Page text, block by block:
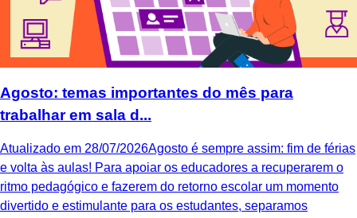
Agosto: temas importantes do mês para
trabalhar em sala d...
Atualizado em 28/07/2026Agosto é sempre assim: fim de férias
e volta às aulas! Para apoiar os educadores a recuperarem o
ritmo pedagógico e fazerem do retorno escolar um momento
divertido e estimulante para os estudantes, separamos